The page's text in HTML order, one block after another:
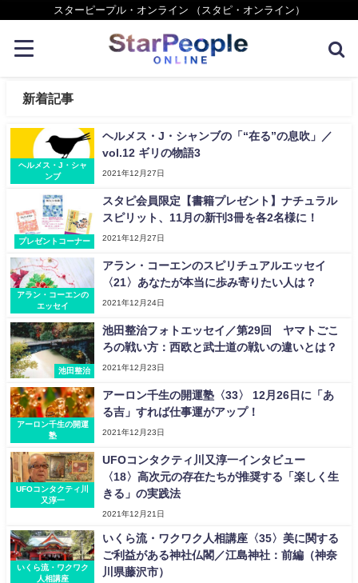
スターピープル・オンライン （スタピ・オンライン）
新着記事
ヘルメス・J・シャ
ンブ
ヘルメス・J・シャンブの「“在る”の息吹」／
vol.12 ギリの物語3
2021年12月27日
プレゼントコーナー
スタピ会員限定【書籍プレゼント】ナチュラル
スピリット、11月の新刊3冊を各2名様に！
2021年12月27日
アラン・コーエンの
エッセイ
アラン・コーエンのスピリチュアルエッセイ
〈21〉あなたが本当に歩み寄りたい人は？
2021年12月24日
池田整治
池田整治フォトエッセイ／第29回 ヤマトごこ
ろの戦い方：西欧と武士道の戦いの違いとは？
2021年12月23日
アーロン千生の開運
塾
アーロン千生の開運塾〈33〉 12月26日に「あ
る吉」すれば仕事運がアップ！
2021年12月23日
UFOコンタクティ川
又淳一
UFOコンタクティ川又淳一インタビュー
〈18〉高次元の存在たちが推奨する「楽しく生
きる」の実践法
2021年12月21日
いくら流・ワクワク
人相講座
いくら流・ワクワク人相講座〈35〉美に関する
ご利益がある神社仏閣／江島神社：前編（神奈
川県藤沢市）